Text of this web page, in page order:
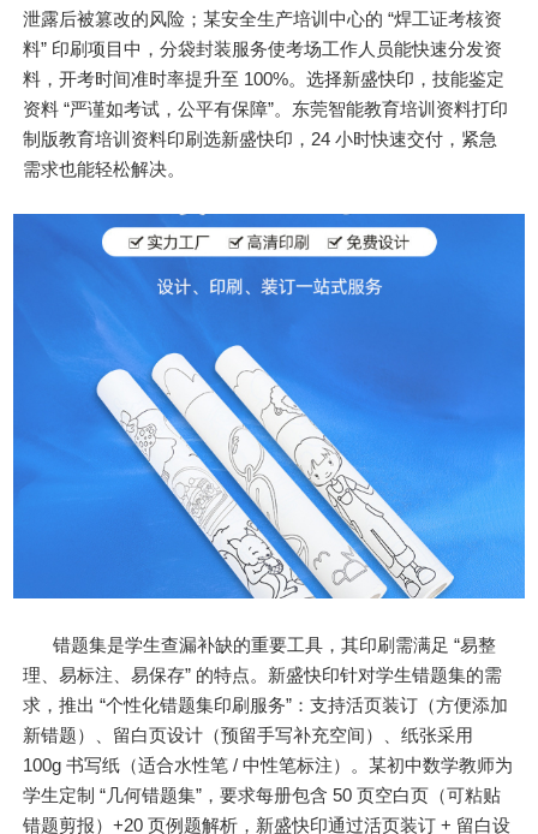
泄露后被篡改的风险；某安全生产培训中心的 “焊工证考核资
料” 印刷项目中，分袋封装服务使考场工作人员能快速分发资
料，开考时间准时率提升至 100%。选择新盛快印，技能鉴定
资料 “严谨如考试，公平有保障”。东莞智能教育培训资料打印
制版教育培训资料印刷选新盛快印，24 小时快速交付，紧急
需求也能轻松解决。
错题集是学生查漏补缺的重要工具，其印刷需满足 “易整
理、易标注、易保存” 的特点。新盛快印针对学生错题集的需
求，推出 “个性化错题集印刷服务”：支持活页装订（方便添加
新错题）、留白页设计（预留手写补充空间）、纸张采用
100g 书写纸（适合水性笔 / 中性笔标注）。某初中数学教师为
学生定制 “几何错题集”，要求每册包含 50 页空白页（可粘贴
错题剪报）+20 页例题解析，新盛快印通过活页装订 + 留白设